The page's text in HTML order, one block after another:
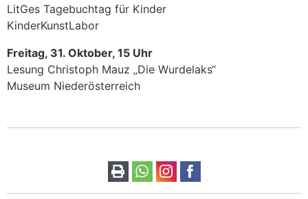
LitGes Tagebuchtag für Kinder
KinderKunstLabor
Freitag, 31. Oktober, 15 Uhr
Lesung Christoph Mauz „Die Wurdelaks“
Museum Niederösterreich